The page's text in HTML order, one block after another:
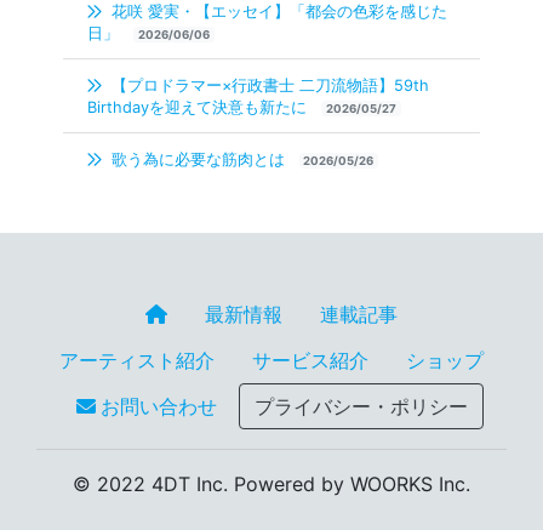
花咲 愛実・【エッセイ】「都会の色彩を感じた
日」
2026/06/06
【プロドラマー×行政書士 二刀流物語】59th
Birthdayを迎えて決意も新たに
2026/05/27
歌う為に必要な筋肉とは 2026/05/26
最新情報
連載記事
アーティスト紹介
サービス紹介
ショップ
お問い合わせ
プライバシー・ポリシー
© 2022 4DT Inc. Powered by WOORKS Inc.